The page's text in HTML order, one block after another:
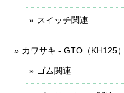
スイッチ関連
カワサキ - GTO（KH125）
ゴム関連